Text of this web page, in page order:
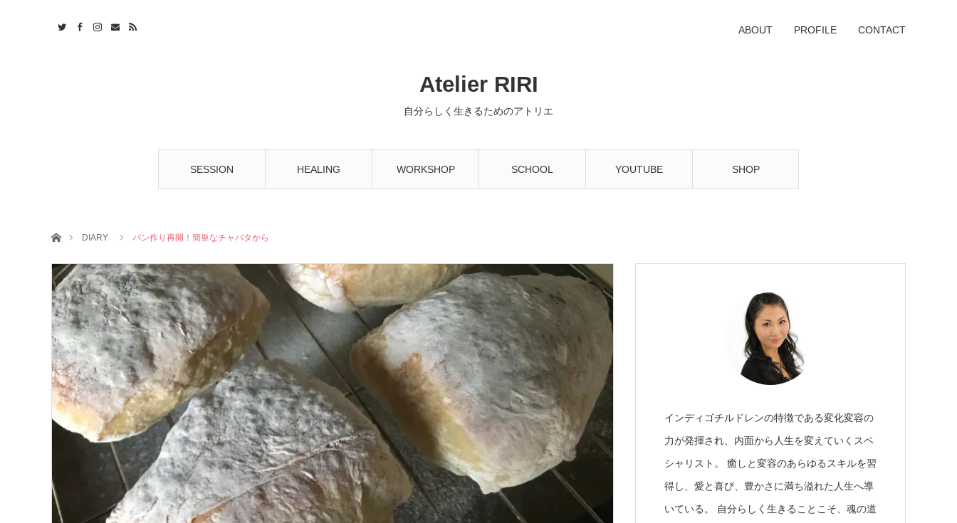
Atelier RIRI
自分らしく生きるためのアトリエ
SESSION HEALING WORKSHOP SCHOOL YOUTUBE SHOP
ABOUT PROFILE CONTACT
ホームDIARY パン作り再開！簡単なチャバタから
インディゴチルドレンの特徴である変化変容の
力が発揮され、内面から人生を変えていくスペ
シャリスト。 癒しと変容のあらゆるスキルを習
得し、愛と喜び、豊かさに満ち溢れた人生へ導
いている。 自分らしく生きることこそ、魂の道